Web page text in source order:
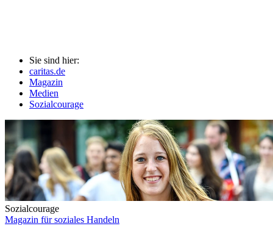
Sie sind hier:
caritas.de
Magazin
Medien
Sozialcourage
Sozialcourage
Magazin für soziales Handeln